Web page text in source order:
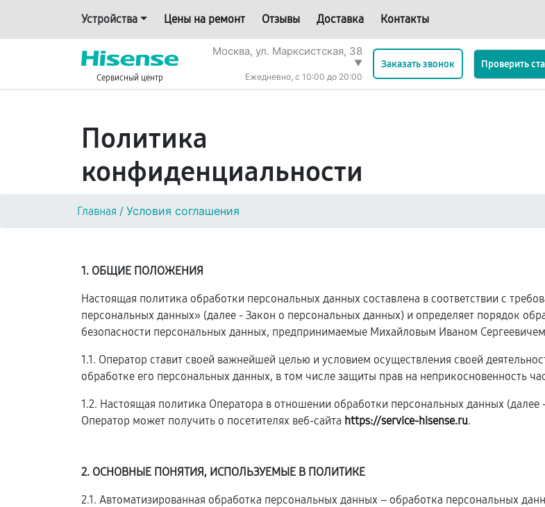
Устройства Цены на ремонт Отзывы Доставка Контакты
Сервисный центр
Москва, ул. Марксистская, 38
▼
Ежедневно, с 10:00 до 20:00
Заказать звонок Проверить
Политика
конфиденциальности
Главная / Условия соглашения
1. ОБЩИЕ ПОЛОЖЕНИЯ
Настоящая политика обработки персональных данных составлена в соответствии с
персональных данных» (далее - Закон о персональных данных) и определяет порядок
безопасности персональных данных, предпринимаемые Михайловым Иваном
1.1. Оператор ставит своей важнейшей целью и условием осуществления своей
обработке его персональных данных, в том числе защиты прав на неприкосновенность
1.2. Настоящая политика Оператора в отношении обработки персональных данных
Оператор может получить о посетителях веб-сайта https://service-hisense.ru.
2. ОСНОВНЫЕ ПОНЯТИЯ, ИСПОЛЬЗУЕМЫЕ В ПОЛИТИКЕ
2.1. Автоматизированная обработка персональных данных – обработка персональных